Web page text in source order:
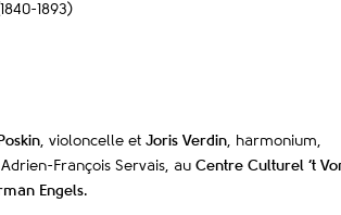
1893)
, violoncelle et Joris Verdin , harmonium,
François Servais, au Centre Culturel ‘t
Engels.